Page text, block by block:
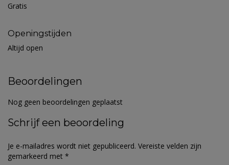
Gratis
Openingstijden
Altijd open
Beoordelingen
Nog geen beoordelingen geplaatst
Schrijf een beoordeling
Je e-mailadres wordt niet gepubliceerd. Vereiste velden zijn
gemarkeerd met *